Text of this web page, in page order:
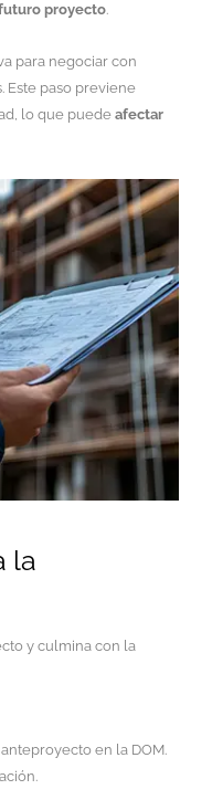
proyecto
para negociar con
Este paso previene
lo que puede afectar
la
y culmina con la
en la DOM.